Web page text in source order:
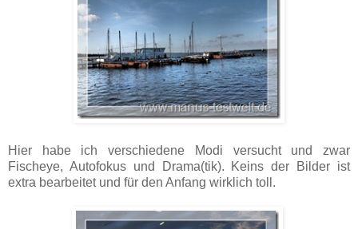
Hier habe ich verschiedene Modi versucht und zwar
Fischeye, Autofokus und Drama(tik). Keins der Bilder ist
extra bearbeitet und für den Anfang wirklich toll.